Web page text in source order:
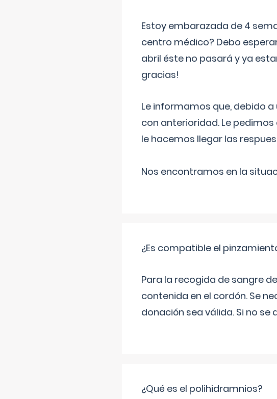
Estoy embarazada de 4
centro médico? Debo
abril éste no pasará y ya
gracias!
Le informamos que, debido
con anterioridad. Le
le hacemos llegar las
Nos encontramos en la
¿Es compatible el
Para la recogida de sangre
contenida en el cordón. Se
donación sea válida. Si no se
¿Qué es el polihidramnios?